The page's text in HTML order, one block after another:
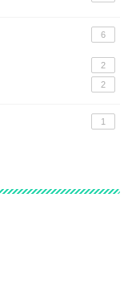
6
2
2
1